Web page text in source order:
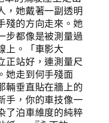
，她戴著一副透明
殘的方向走來。她
步都像是被測量過
上。「車影大
正站好，連測量尺
她走到何手殘面
輛垂直貼在牆上的
手，你的車技像一
了泊車維度的純粹